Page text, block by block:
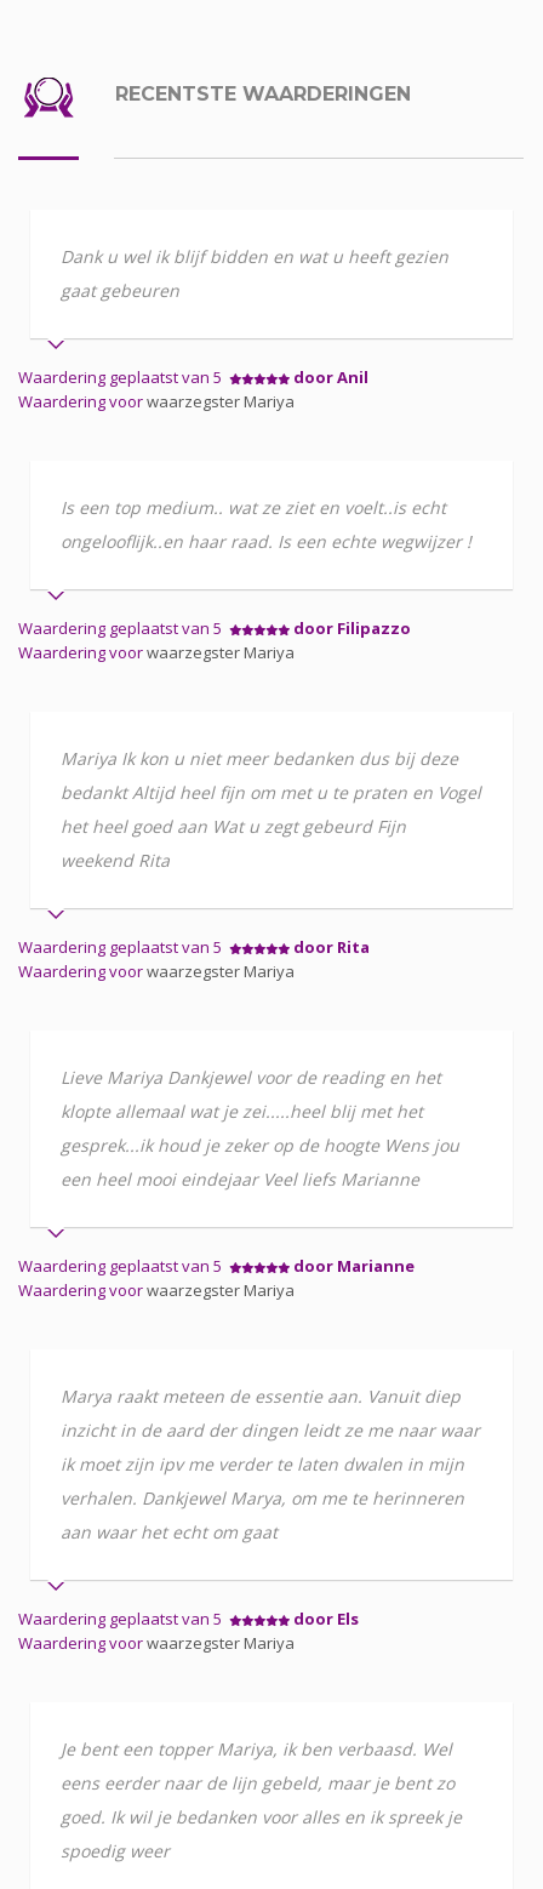
RECENTSTE WAARDERINGEN
Dank u wel ik blijf bidden en wat u heeft gezien
gaat gebeuren
Waardering geplaatst van 5
door Anil
Waardering voorwaarzegster Mariya
Is een top medium.. wat ze ziet en voelt..is echt
ongelooflijk..en haar raad. Is een echte wegwijzer !
Waardering geplaatst van 5
door Filipazzo
Waardering voorwaarzegster Mariya
Mariya Ik kon u niet meer bedanken dus bij deze
bedankt Altijd heel fijn om met u te praten en Vogel
het heel goed aan Wat u zegt gebeurd Fijn
weekend Rita
Waardering geplaatst van 5
door Rita
Waardering voorwaarzegster Mariya
Lieve Mariya Dankjewel voor de reading en het
klopte allemaal wat je zei.....heel blij met het
gesprek...ik houd je zeker op de hoogte Wens jou
een heel mooi eindejaar Veel liefs Marianne
Waardering geplaatst van 5
door Marianne
Waardering voorwaarzegster Mariya
Marya raakt meteen de essentie aan. Vanuit diep
inzicht in de aard der dingen leidt ze me naar waar
ik moet zijn ipv me verder te laten dwalen in mijn
verhalen. Dankjewel Marya, om me te herinneren
aan waar het echt om gaat
Waardering geplaatst van 5
door Els
Waardering voorwaarzegster Mariya
Je bent een topper Mariya, ik ben verbaasd. Wel
eens eerder naar de lijn gebeld, maar je bent zo
goed. Ik wil je bedanken voor alles en ik spreek je
spoedig weer